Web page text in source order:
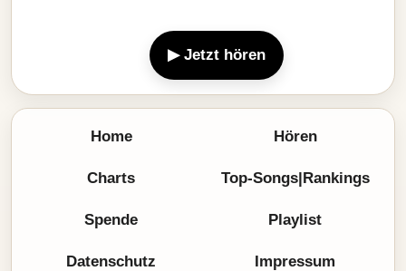
▶ Jetzt hören
Home Hören
Charts Top-Songs|Rankings
Spende Playlist
Datenschutz Impressum